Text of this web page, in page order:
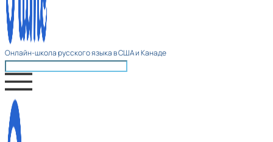
Онлайн-школа русского языка в США и Канаде​